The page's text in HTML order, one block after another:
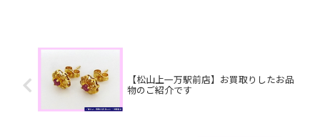
【松山上一万駅前店】お買取りしたお品
物のご紹介です